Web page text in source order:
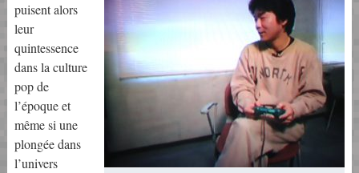
puisent alors
leur
quintessence
dans la culture
pop de
l’époque et
même si une
plongée dans
l’univers